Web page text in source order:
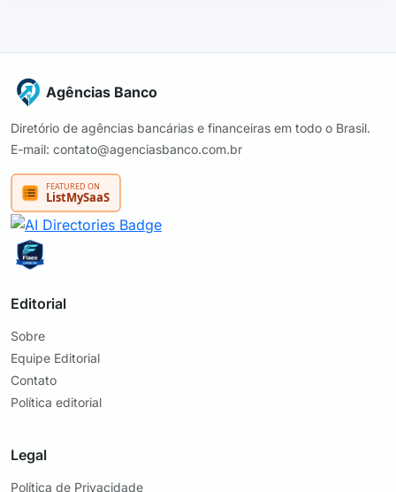
Agências Banco
Diretório de agências bancárias e financeiras em todo o Brasil.
E-mail: contato@agenciasbanco.com.br
Editorial
Sobre
Equipe Editorial
Contato
Política editorial
Legal
Política de Privacidade